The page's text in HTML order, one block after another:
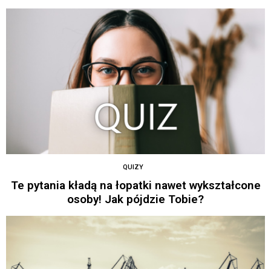
QUIZY
Te pytania kładą na łopatki nawet wykształcone
osoby! Jak pójdzie Tobie?